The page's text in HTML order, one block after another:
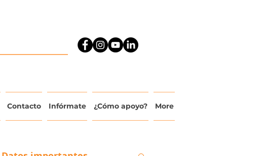
Contacto Infórmate ¿Cómo apoyo? More